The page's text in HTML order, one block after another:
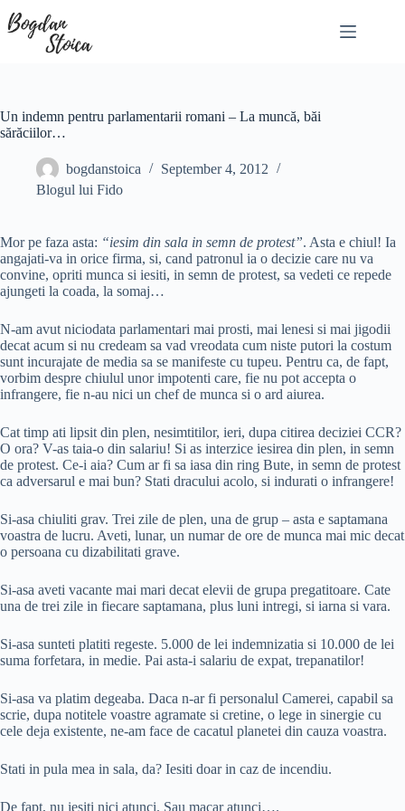
to
content
Un indemn pentru parlamentarii romani – La muncă, băi
sărăciilor…
bogdanstoica
September 4, 2012
Blogul lui Fido
Mor pe faza asta: “iesim din sala in semn de protest”. Asta e chiul! Ia
angajati-va in orice firma, si, cand patronul ia o decizie care nu va
convine, opriti munca si iesiti, in semn de protest, sa vedeti ce repede
ajungeti la coada, la somaj…
N-am avut niciodata parlamentari mai prosti, mai lenesi si mai jigodii
decat acum si nu credeam sa vad vreodata cum niste putori la costum
sunt incurajate de media sa se manifeste cu tupeu. Pentru ca, de fapt,
vorbim despre chiulul unor impotenti care, fie nu pot accepta o
infrangere, fie n-au nici un chef de munca si o ard aiurea.
Cat timp ati lipsit din plen, nesimtitilor, ieri, dupa citirea deciziei CCR?
O ora? V-as taia-o din salariu! Si as interzice iesirea din plen, in semn
de protest. Ce-i aia? Cum ar fi sa iasa din ring Bute, in semn de protest
ca adversarul e mai bun? Stati dracului acolo, si indurati o infrangere!
Si-asa chiuliti grav. Trei zile de plen, una de grup – asta e saptamana
voastra de lucru. Aveti, lunar, un numar de ore de munca mai mic decat
o persoana cu dizabilitati grave.
Si-asa aveti vacante mai mari decat elevii de grupa pregatitoare. Cate
una de trei zile in fiecare saptamana, plus luni intregi, si iarna si vara.
Si-asa sunteti platiti regeste. 5.000 de lei indemnizatia si 10.000 de lei
suma forfetara, in medie. Pai asta-i salariu de expat, trepanatilor!
Si-asa va platim degeaba. Daca n-ar fi personalul Camerei, capabil sa
scrie, dupa notitele voastre agramate si cretine, o lege in sinergie cu
cele deja existente, ne-am face de cacatul planetei din cauza voastra.
Stati in pula mea in sala, da? Iesiti doar in caz de incendiu.
De fapt, nu iesiti nici atunci. Sau macar atunci….